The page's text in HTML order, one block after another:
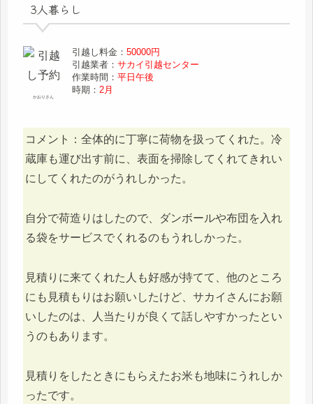
3人暮らし
かおりさん
引越し料金：50000円
引越業者：サカイ引越センター
作業時間：平日午後
時期： 2月
コメント：全体的に丁寧に荷物を扱ってくれた。冷
蔵庫も運び出す前に、表面を掃除してくれてきれい
にしてくれたのがうれしかった。
自分で荷造りはしたので、ダンボールや布団を入れ
る袋をサービスでくれるのもうれしかった。
見積りに来てくれた人も好感が持てて、他のところ
にも見積もりはお願いしたけど、サカイさんにお願
いしたのは、人当たりが良くて話しやすかったとい
うのもあります。
見積りをしたときにもらえたお米も地味にうれしか
ったです。